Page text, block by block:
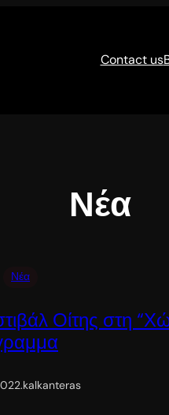
Contact us
Νέα
Νέα
Οίτης στη
.kalkanteras